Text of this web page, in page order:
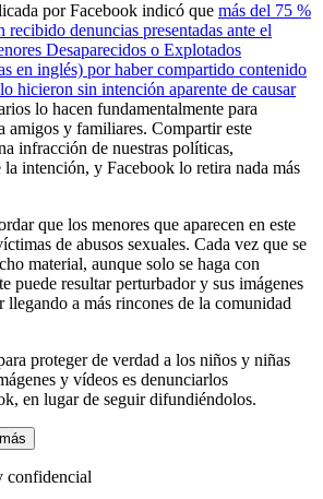
por Facebook indicó que más del 75 %
recibido denuncias presentadas ante el
Desaparecidos o Explotados
en inglés) por haber compartido contenido
hicieron sin intención aparente de causar
lo hacen fundamentalmente para
amigos y familiares. Compartir este
infracción de nuestras políticas,
la intención, y Facebook lo retira nada más
que los menores que aparecen en este
de abusos sexuales. Cada vez que se
material, aunque solo se haga con
puede resultar perturbador y sus imágenes
llegando a más rincones de la comunidad
proteger de verdad a los niños y niñas
y vídeos es denunciarlos
en lugar de seguir difundiéndolos.
confidencial